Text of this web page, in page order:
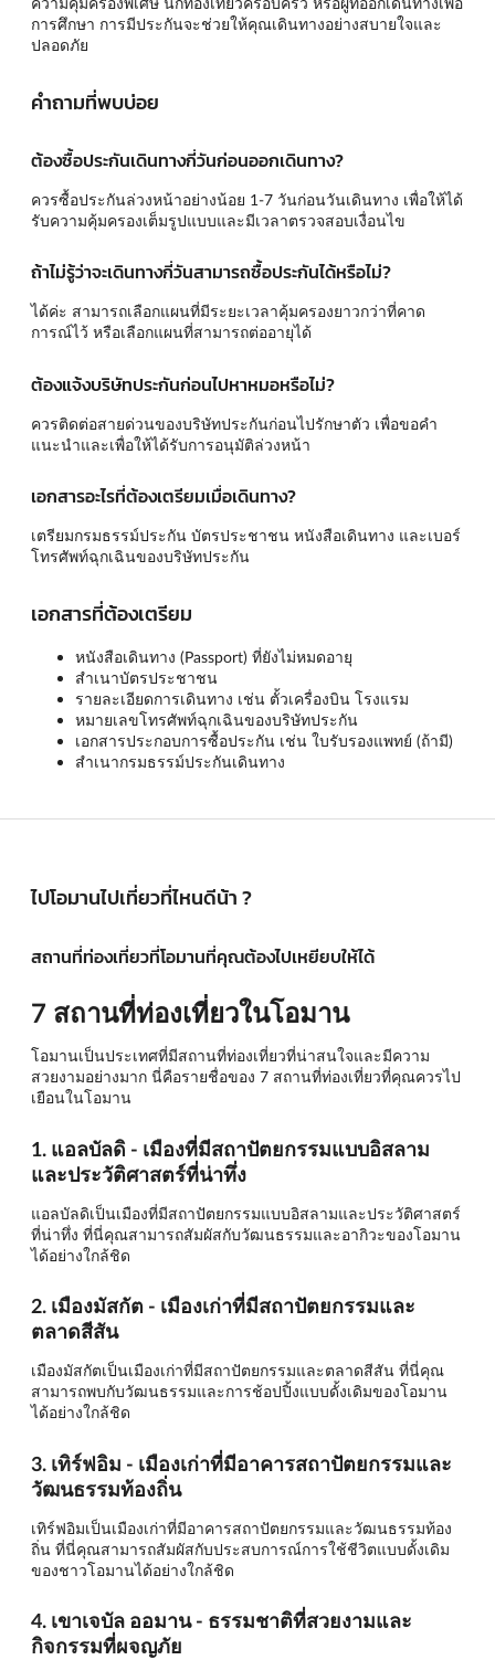
การศึกษา การมีประกันจะช่วยให้คุณเดินทางอย่างสบายใจและ
ปลอดภัย
คำถามที่พบบ่อย
ต้องซื้อประกันเดินทางกี่วันก่อนออกเดินทาง?
ควรซื้อประกันล่วงหน้าอย่างน้อย 1-7 วันก่อนวันเดินทาง เพื่อให้ได้
รับความคุ้มครองเต็มรูปแบบและมีเวลาตรวจสอบเงื่อนไข
ถ้าไม่รู้ว่าจะเดินทางกี่วันสามารถซื้อประกันได้หรือไม่?
ได้ค่ะ สามารถเลือกแผนที่มีระยะเวลาคุ้มครองยาวกว่าที่คาด
การณ์ไว้ หรือเลือกแผนที่สามารถต่ออายุได้
ต้องแจ้งบริษัทประกันก่อนไปหาหมอหรือไม่?
ควรติดต่อสายด่วนของบริษัทประกันก่อนไปรักษาตัว เพื่อขอคำ
แนะนำและเพื่อให้ได้รับการอนุมัติล่วงหน้า
เอกสารอะไรที่ต้องเตรียมเมื่อเดินทาง?
เตรียมกรมธรรม์ประกัน บัตรประชาชน หนังสือเดินทาง และเบอร์
โทรศัพท์ฉุกเฉินของบริษัทประกัน
เอกสารที่ต้องเตรียม
หนังสือเดินทาง (Passport) ที่ยังไม่หมดอายุ
สำเนาบัตรประชาชน
รายละเอียดการเดินทาง เช่น ตั้วเครื่องบิน โรงแรม
หมายเลขโทรศัพท์ฉุกเฉินของบริษัทประกัน
เอกสารประกอบการซื้อประกัน เช่น ใบรับรองแพทย์ (ถ้ามี)
สำเนากรมธรรม์ประกันเดินทาง
ไปโอมานไปเที่ยวที่ไหนดีน้า ?
สถานที่ท่องเที่ยวที่โอมานที่คุณต้องไปเหยียบให้ได้
7 สถานที่ท่องเที่ยวในโอมาน
โอมานเป็นประเทศที่มีสถานที่ท่องเที่ยวที่น่าสนใจและมีความ
สวยงามอย่างมาก นี่คือรายชื่อของ 7 สถานที่ท่องเที่ยวที่คุณควรไป
เยือนในโอมาน
1. แอลบัลดิ - เมืองที่มีสถาปัตยกรรมแบบอิสลาม
และประวัติศาสตร์ที่น่าทึ่ง
แอลบัลดิเป็นเมืองที่มีสถาปัตยกรรมแบบอิสลามและประวัติศาสตร์
ที่น่าทึ่ง ที่นี่คุณสามารถสัมผัสกับวัฒนธรรมและอากิวะของโอมาน
ได้อย่างใกล้ชิด
2. เมืองมัสกัต - เมืองเก่าที่มีสถาปัตยกรรมและ
ตลาดสีสัน
เมืองมัสกัตเป็นเมืองเก่าที่มีสถาปัตยกรรมและตลาดสีสัน ที่นี่คุณ
สามารถพบกับวัฒนธรรมและการช้อปปิ้งแบบดั้งเดิมของโอมาน
ได้อย่างใกล้ชิด
3. เทิร์ฟอิม - เมืองเก่าที่มีอาคารสถาปัตยกรรมและ
วัฒนธรรมท้องถิ่น
เทิร์ฟอิมเป็นเมืองเก่าที่มีอาคารสถาปัตยกรรมและวัฒนธรรมท้อง
ถิ่น ที่นี่คุณสามารถสัมผัสกับประสบการณ์การใช้ชีวิตแบบดั้งเดิม
ของชาวโอมานได้อย่างใกล้ชิด
4. เขาเจบัล ออมาน - ธรรมชาติที่สวยงามและ
กิจกรรมที่ผจญภัย